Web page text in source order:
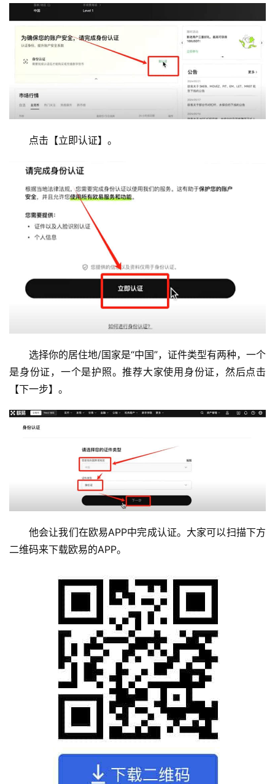
点击【立即认证】。
选择你的居住地/国家是“中国”，证件类型有两种，一个
是身份证，一个是护照。推荐大家使用身份证，然后点击
【下一步】。
他会让我们在欧易APP中完成认证。大家可以扫描下方
二维码来下载欧易的APP。